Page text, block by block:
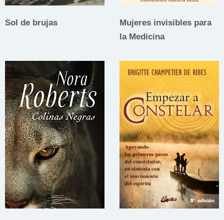
Sol de brujas
Mujeres invisibles para
la Medicina